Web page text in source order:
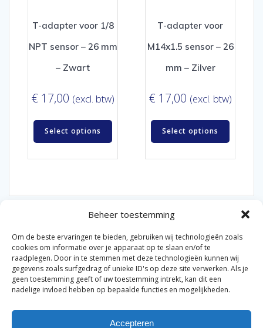
Beheer toestemming
Om de beste ervaringen te bieden, gebruiken wij technologieën zoals
cookies om informatie over je apparaat op te slaan en/of te
raadplegen. Door in te stemmen met deze technologieën kunnen wij
gegevens zoals surfgedrag of unieke ID's op deze site verwerken. Als je
geen toestemming geeft of uw toestemming intrekt, kan dit een
nadelige invloed hebben op bepaalde functies en mogelijkheden.
Accepteren
T-adapter voor 1/8
NPT sensor – 26 mm
– Zwart
€ 17,00 (excl. btw)
Select options
T-adapter voor
M14x1.5 sensor – 26
mm – Zilver
€ 17,00 (excl. btw)
Select options
© 2026 Van der Bel Las en Radiateurenbedrijf.
Privacyverklaring|Cookiebeleid|Retourbeleid|